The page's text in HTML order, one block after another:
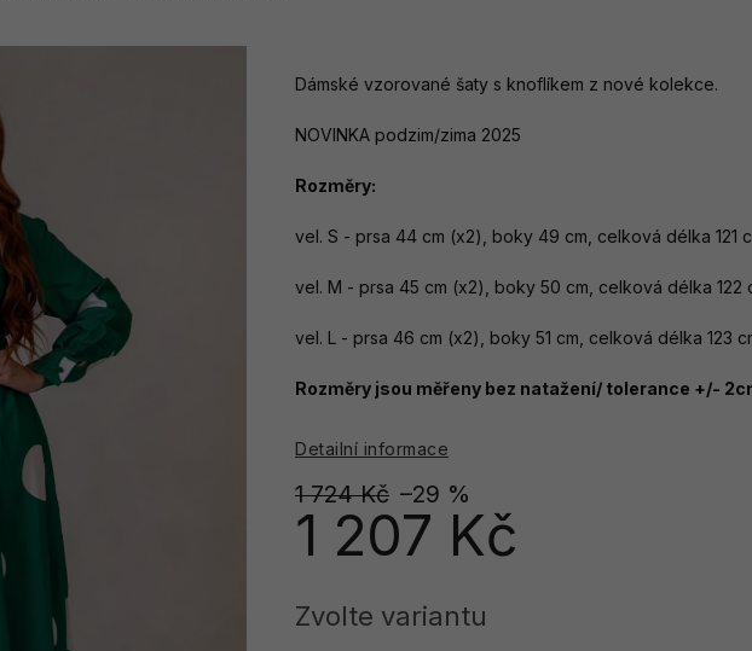
1 724 Kč –29 %
1 207 Kč
cena:
Zvolte variantu
Dámské vzorované šaty s knoflíkem z nové kolekce.
NOVINKA podzim/zima 2025
Rozměry:
vel. S - prsa 44 cm (x2), boky 49 cm, celková délka 121
vel. M - prsa 45 cm (x2), boky 50 cm, celková délka 122
vel. L - prsa 46 cm (x2), boky 51 cm, celková délka 123
Rozměry jsou měřeny bez natažení/ tolerance +/-
Detailní informace